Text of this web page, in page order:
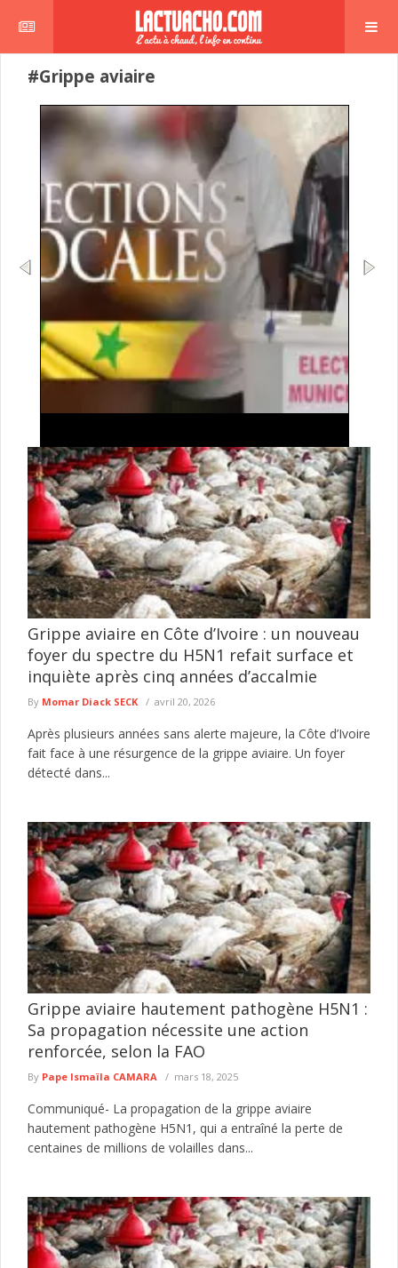
#Grippe aviaire
maires
Le débat sur la date des prochaines élections locales se
poursuit au Sénégal. Dans une contribution consacrée au
respect de ...
lire plus
Grippe aviaire en Côte d’Ivoire : un nouveau
foyer du spectre du H5N1 refait surface et
inquiète après cinq années d’accalmie
By Momar Diack SECK avril 20, 2026
Après plusieurs années sans alerte majeure, la Côte d’Ivoire
fait face à une résurgence de la grippe aviaire. Un foyer
détecté dans...
Grippe aviaire hautement pathogène H5N1 :
Sa propagation nécessite une action
renforcée, selon la FAO
By Pape Ismaïla CAMARA mars 18, 2025
Communiqué- La propagation de la grippe aviaire
hautement pathogène H5N1, qui a entraîné la perte de
centaines de millions de volailles dans...